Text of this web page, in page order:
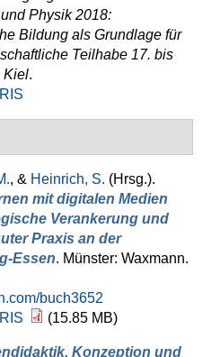
Physik 2018:
Bildung als Grundlage für
Teilhabe 17. bis
Kiel.
RIS
, & Heinrich, S. (Hrsg.).
mit digitalen Medien
Verankerung und
Praxis an der
Essen. Münster: Waxmann.
buch3652
RIS (15.85 MB)
Konzeption und